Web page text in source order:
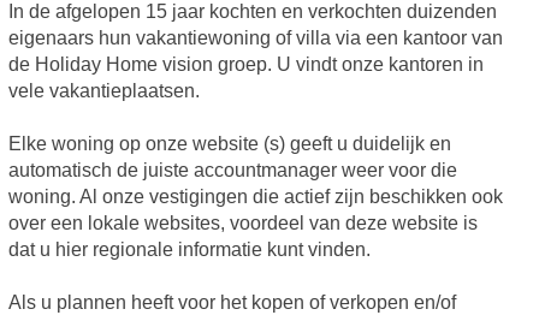
In de afgelopen 15 jaar kochten en verkochten duizenden
eigenaars hun vakantiewoning of villa via een kantoor van
de Holiday Home vision groep. U vindt onze kantoren in
vele vakantieplaatsen.
Elke woning op onze website (s) geeft u duidelijk en
automatisch de juiste accountmanager weer voor die
woning. Al onze vestigingen die actief zijn beschikken ook
over een lokale websites, voordeel van deze website is
dat u hier regionale informatie kunt vinden.
Als u plannen heeft voor het kopen of verkopen en/of